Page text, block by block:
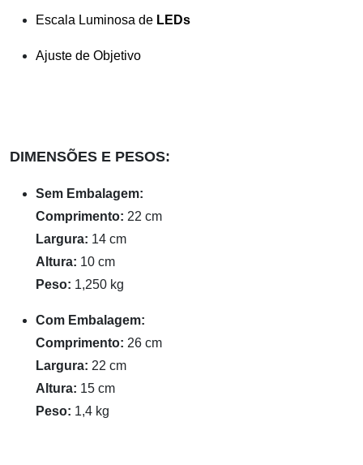
Escala Luminosa de LEDs
Ajuste de Objetivo
DIMENSÕES E PESOS:
Sem Embalagem:
Comprimento: 22 cm
Largura: 14 cm
Altura: 10 cm
Peso: 1,250 kg
Com Embalagem:
Comprimento: 26 cm
Largura: 22 cm
Altura: 15 cm
Peso: 1,4 kg